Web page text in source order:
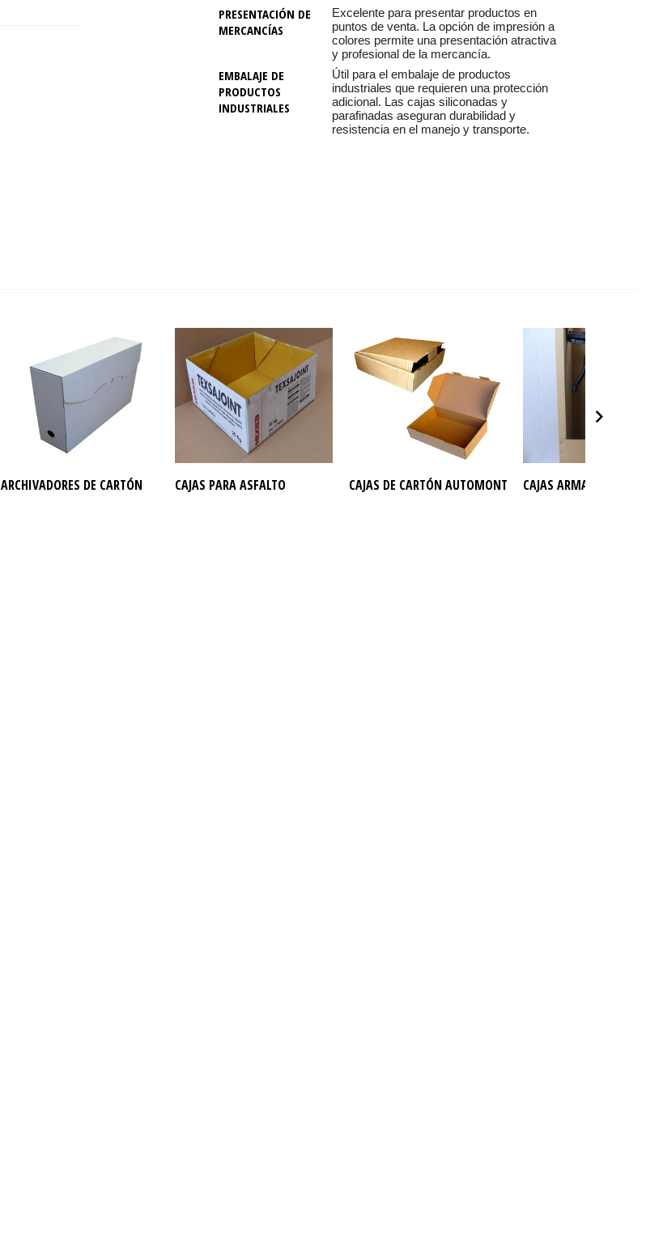
PRESENTACIÓN DE
MERCANCÍAS
Excelente para presentar productos en
puntos de venta. La opción de impresión a
colores permite una presentación atractiva
y profesional de la mercancía.
EMBALAJE DE
PRODUCTOS
INDUSTRIALES
Útil para el embalaje de productos
industriales que requieren una protección
adicional. Las cajas siliconadas y
parafinadas aseguran durabilidad y
resistencia en el manejo y transporte.
ARCHIVADORES DE CARTÓN CAJAS PARA ASFALTO CAJAS DE CARTÓN AUTOMONTABLESCAJAS ARMARIO PARA